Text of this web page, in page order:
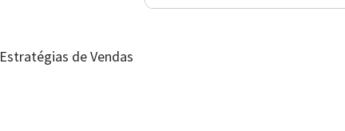
Estratégias de Vendas